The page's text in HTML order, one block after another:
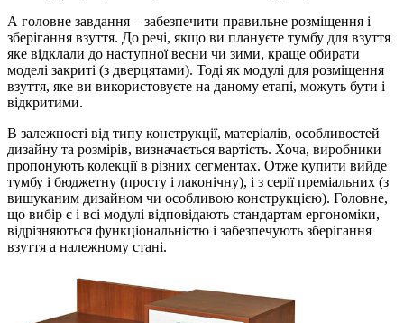
А головне завдання – забезпечити правильне розміщення і
зберігання взуття. До речі, якщо ви плануєте тумбу для взуття
яке відклали до наступної весни чи зими, краще обирати
моделі закриті (з дверцятами). Тоді як модулі для розміщення
взуття, яке ви використовуєте на даному етапі, можуть бути і
відкритими.
В залежності від типу конструкції, матеріалів, особливостей
дизайну та розмірів, визначається вартість. Хоча, виробники
пропонують колекції в різних сегментах. Отже купити вийде
тумбу і бюджетну (просту і лаконічну), і з серії преміальних (з
вишуканим дизайном чи особливою конструкцією). Головне,
що вибір є і всі модулі відповідають стандартам ергономіки,
відрізняються функціональністю і забезпечують зберігання
взуття а належному стані.